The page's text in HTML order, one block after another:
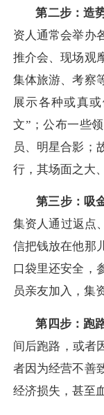
第二步：造势
资人通常会举办
推介会、现场观
集体旅游、考察
展示各种或真
文”；公布一些
员、明星合影；
行，其场面之大
第三步：吸
集资人通过返点
信把钱放在他那
口袋里还安全，
员亲友加入，集
第四步：跑路
间后跑路，或者
者因为经营不善
经济损失，甚至